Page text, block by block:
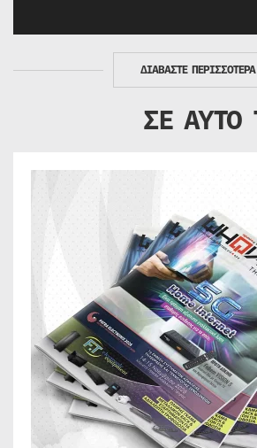
ΔΙΑΒΑΣΤΕ ΠΕΡΙΣΣΟΤΕΡΑ
ΣΕ ΑΥΤΟ